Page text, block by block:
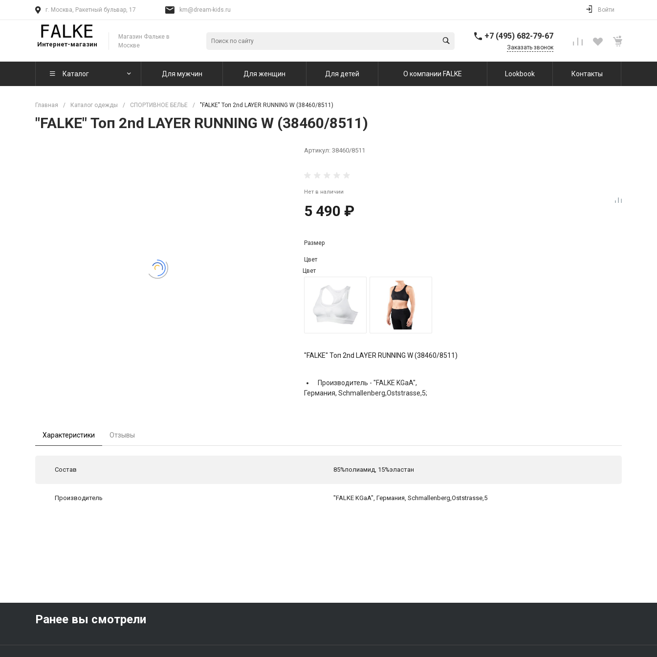
г. Москва, Ракетный бульвар, 17 km@dream-kids.ru Войти
Интернет-магазин
Магазин Фальке в
Москве
+7 (495) 682-79-67
Заказать звонок
Каталог Для мужчин Для женщин Для детей О компании FALKE Lookbook Контакты
Главная / Каталог одежды / СПОРТИВНОЕ БЕЛЬЕ / "FALKE" Топ 2nd LAYER RUNNING W (38460/8511)
"FALKE" Топ 2nd LAYER RUNNING W (38460/8511)
Артикул: 38460/8511
Нет в наличии
5 490 ₽
Размер
Цвет
Цвет
"FALKE" Топ 2nd LAYER RUNNING W (38460/8511)
Производитель - "FALKE KGaA",
Германия, Schmallenberg,Oststrasse,5;
Характеристики Отзывы
Состав 85%полиамид, 15%эластан
Производитель "FALKE KGaA", Германия, Schmallenberg,Oststrasse,5
Ранее вы смотрели